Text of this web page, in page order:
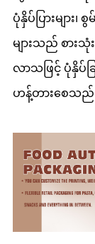
ပုံနှိပ်ပြားမျာ
များသည် စား
လာသဖြင့် ပုံနှိပ်
ဟန့်တားစေသည်